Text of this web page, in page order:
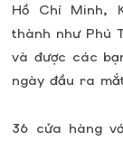
Hồ Chí Minh,
thành như Phú
và được các
ngày đầu ra
36 cửa hàng